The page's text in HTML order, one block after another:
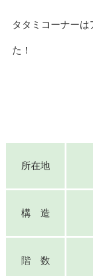
タタミコーナー
た！
所在地
構 造
階 数